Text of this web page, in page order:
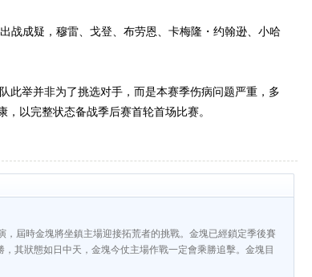
成疑，穆雷、戈登、布劳恩、卡梅隆・约翰逊、小哈
举并非为了挑选对手，而是本赛季伤病问题严重，多
以完整状态备战季后赛首轮首场比赛。
，屆時金塊將坐鎮主場迎接拓荒者的挑戰。金塊已經鎖定季後賽
其狀態如日中天，金塊今仗主場作戰一定會乘勝追擊。金塊目